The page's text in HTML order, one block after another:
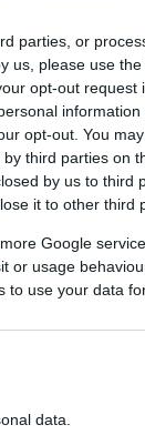
parties, or
us, please use
opt-out request
opt-out. You
third parties on
by us to third
it to other third
Google
or usage
use your data
data.
και τις
για την
μέσα από τις